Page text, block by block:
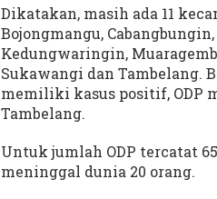
Dikatakan, masih ada 11
Bojongmangu,
Kedungwaringin,
Sukawangi dan Tambelang.
memiliki kasus positif, ODP
Tambelang.
Untuk jumlah ODP tercatat
meninggal dunia 20 orang.